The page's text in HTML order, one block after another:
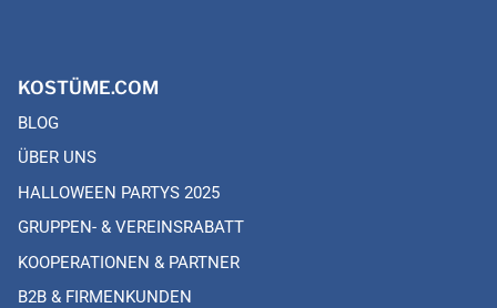
KOSTÜME.COM
BLOG
ÜBER UNS
HALLOWEEN PARTYS 2025
GRUPPEN- & VEREINSRABATT
KOOPERATIONEN & PARTNER
B2B & FIRMENKUNDEN